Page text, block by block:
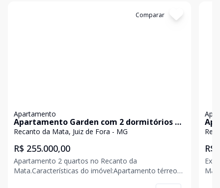
Comparar
Apartamento
Apartamento Garden com 2 dormitórios à
venda por R$ 255.000,00 - Recanto da Mata
Recanto da Mata, Juiz de Fora - MG
R$ 255.000,00
Apartamento 2 quartos no Recanto da
Mata.Características do imóvel:Apartamento térreo
72
R$
Mata! Características do imóvel: